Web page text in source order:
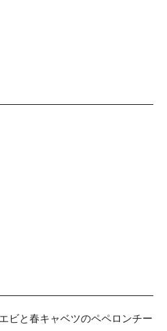
ビと春キャベツのペペロンチー